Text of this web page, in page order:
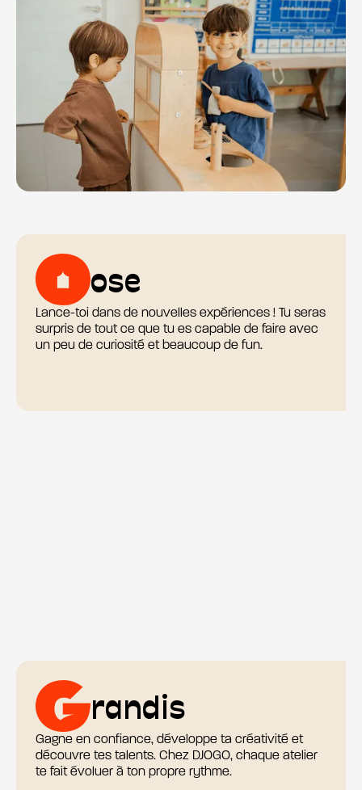
ose
Lance-toi dans de nouvelles expériences ! Tu seras
surpris de tout ce que tu es capable de faire avec
un peu de curiosité et beaucoup de fun.
randis
Gagne en confiance, développe ta créativité et
découvre tes talents. Chez DJOGO, chaque atelier
te fait évoluer à ton propre rythme.